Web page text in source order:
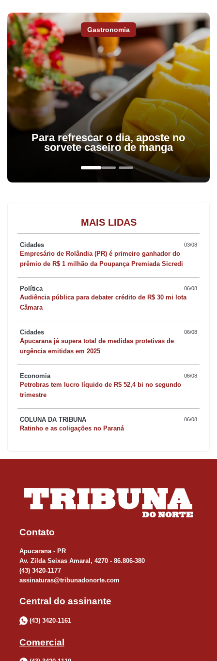
Gastronomia
Para refrescar o dia, aposte no
sorvete caseiro de manga
MAIS LIDAS
Cidades 03/08
Empresário de Rolândia (PR) é primeiro ganhador do
prêmio de R$ 1 milhão da Poupança Premiada Sicredi
Política 06/08
Audiência pública para debater crédito de R$ 30 mi lota
Câmara
Cidades 06/08
Apucarana já supera total de medidas protetivas de
urgência emitidas em 2025
Economia 06/08
Petrobras tem lucro líquido de R$ 52,4 bi no segundo
trimestre
COLUNA DA TRIBUNA 06/08
Ratinho e as coligações no Paraná
Contato
Apucarana - PR
Av. Zilda Seixas Amaral, 4270 - 86.806-380
(43) 3420-1177
assinaturas@tribunadonorte.com
Central do assinante
(43) 3420-1161
Comercial